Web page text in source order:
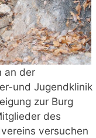
an der
und Jugendklinik
zur Burg
des
versuchen